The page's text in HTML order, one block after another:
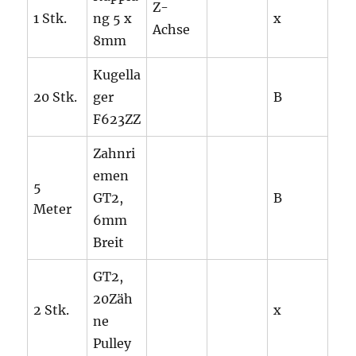
1 Stk.
ng 5 x
8mm
Z-
Achse
x
20 Stk.
Kugella
ger
F623ZZ
B
5
Meter
Zahnri
emen
GT2,
6mm
Breit
B
2 Stk.
GT2,
20Zäh
ne
Pulley
x